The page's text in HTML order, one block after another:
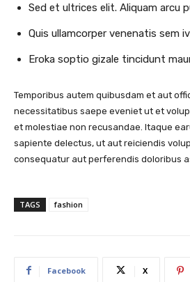
Sed et ultrices elit. Aliquam arcu
Quis ullamcorper venenatis sem
Eroka soptio gizale tincidunt
Temporibus autem quibusdam et aut
necessitatibus saepe eveniet ut et
et molestiae non recusandae. Itaque
sapiente delectus, ut aut reiciendis
consequatur aut perferendis doloribus
TAGS fashion
Facebook X